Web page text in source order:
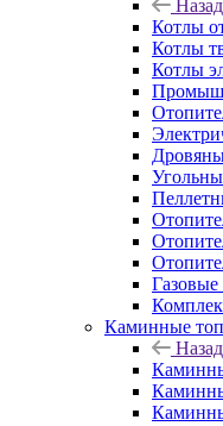
Назад
Котлы
Котлы
Котлы
Каминные
Назад